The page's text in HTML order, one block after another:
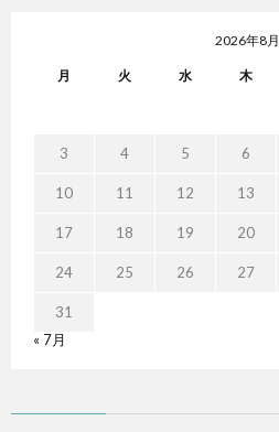
2026年8月
月 火 水 木
3 4 5 6
10 11 12 13
17 18 19 20
24 25 26 27
31
« 7月